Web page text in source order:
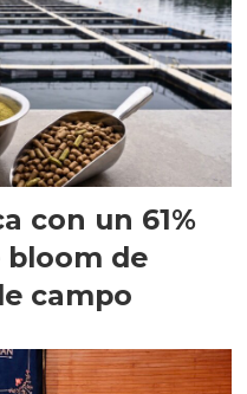
con un 61%
bloom de
campo